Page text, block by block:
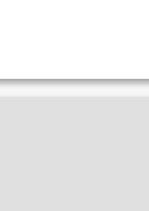
perdre le temps
vie, bien sûr nous